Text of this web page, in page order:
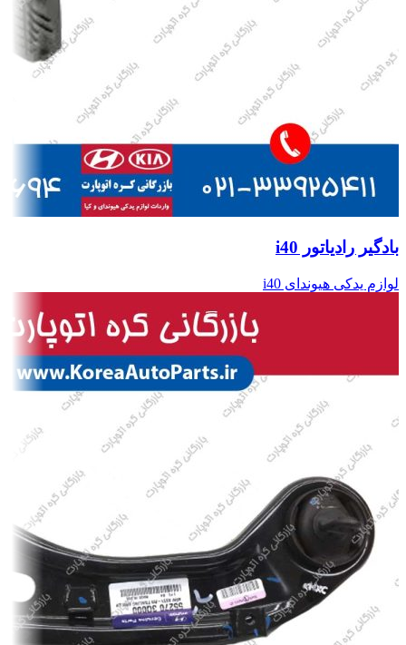
بادگیر رادیاتور i40
لوازم یدکی هیوندای i40